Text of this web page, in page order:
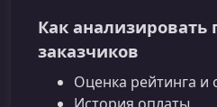
Как анализировать
заказчиков
Оценка рейтинга и